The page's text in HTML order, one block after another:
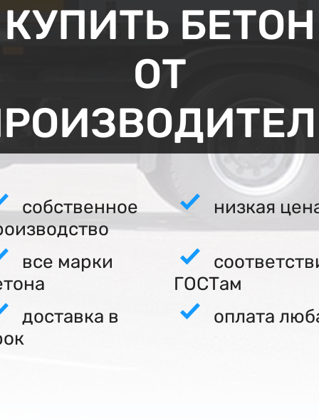
КУПИТЬ БЕТОН
ОТ
собственное
низкая
все марки
ГОСТам
доставка в
оплата